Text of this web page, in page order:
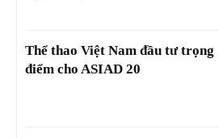
Thể thao Việt Nam đầu tư trọng
điểm cho ASIAD 20